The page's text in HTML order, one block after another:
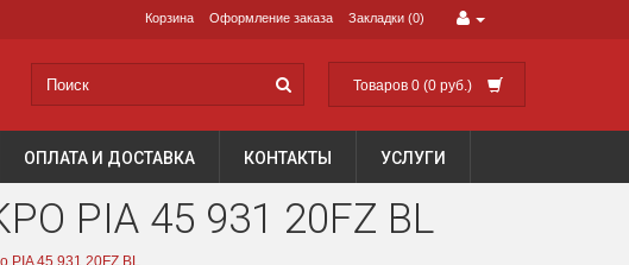
Корзина Оформление заказа Закладки (0)
Товаров 0 (0 руб.)
ОПЛАТА И ДОСТАВКА КОНТАКТЫ УСЛУГИ
PIA 45 931 20FZ BL
PIA 45 931 20FZ BL